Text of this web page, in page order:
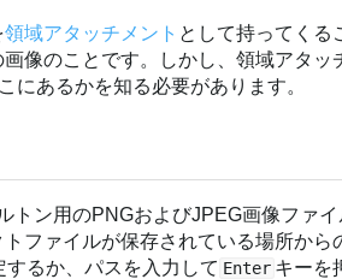
領域アタッチメント として持ってくる
像のことです。しかし、領域アタッ
にあるかを知る必要があります。
トン用のPNGおよびJPEG画像ファ
ファイルが保存されている場所から
るか、パスを入力して Enter キーを